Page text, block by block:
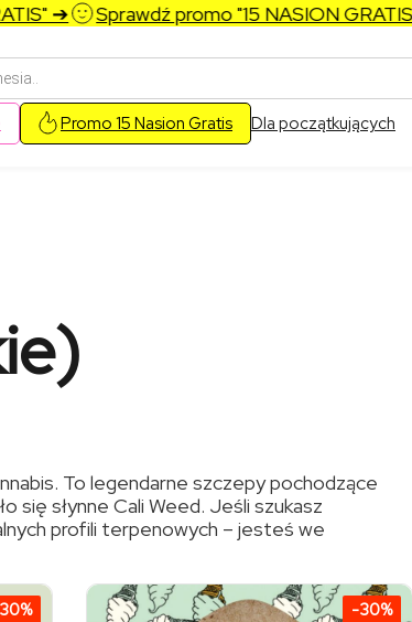
➔ Sprawdź promo "15 NASION GRATIS" ➔
Promo 15 Nasion Gratis Dla początkujących
To legendarne szczepy pochodzące
się słynne Cali Weed. Jeśli szukasz
profili terpenowych – jesteś we
-30%